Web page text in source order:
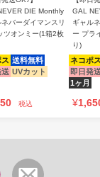
DIE Monthly
ネバーダイマンスリ
ツオンミー(1箱2枚
送料無料
送 UVカット
税込
GAL
ギャル
ー プラ
り)
ネコポ
即日発
1ヶ月
¥